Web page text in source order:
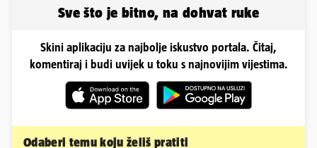
Sve što je bitno, na dohvat ruke
Skini aplikaciju za najbolje iskustvo portala. Čitaj,
komentiraj i budi uvijek u toku s najnovijim vijestima.
Odaberi temu koju želiš pratiti